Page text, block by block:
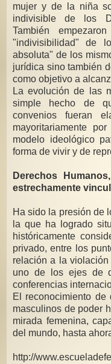
mujer y de la niña
indivisible de los
También
"indivisibilidad" de
absoluta" de los
jurídica sino también
como objetivo a
La evolución de las
simple hecho de
convenios fueran
mayoritariamente
modelo ideológico
forma de vivir y de
Derechos
estrechamente
Ha sido la presión de
la que ha logrado
históricamente
privado, entre los
relación a la
uno de los ejes de
conferencias
El reconocimiento
masculinos de poder
mirada femenina,
del mundo, hasta
http://